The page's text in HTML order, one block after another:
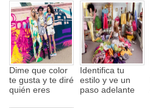
Dime que color
te gusta y te diré
quién eres
Identifica tu
estilo y ve un
paso adelante